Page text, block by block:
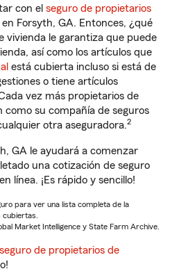
con el seguro de propietarios
Forsyth, GA. Entonces, ¿qué
vivienda le garantiza que puede
así como los artículos que
está cubierta incluso si está de
o tiene artículos
vez más propietarios de
como su compañía de seguros
otra aseguradora.2
GA le ayudará a comenzar
una cotización de seguro
línea. ¡Es rápido y sencillo!
para ver una lista completa de la
Market Intelligence y State Farm Archive.
de propietarios de